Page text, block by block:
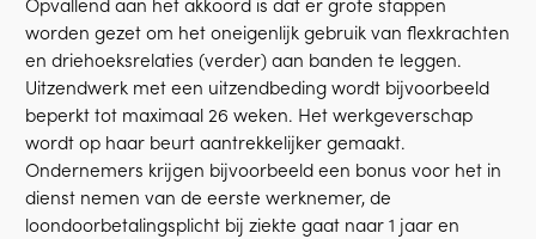
Opvallend aan het akkoord is dat er grote stappen
worden gezet om het oneigenlijk gebruik van flexkrachten
en driehoeksrelaties (verder) aan banden te leggen.
Uitzendwerk met een uitzendbeding wordt bijvoorbeeld
beperkt tot maximaal 26 weken. Het werkgeverschap
wordt op haar beurt aantrekkelijker gemaakt.
Ondernemers krijgen bijvoorbeeld een bonus voor het in
dienst nemen van de eerste werknemer, de
loondoorbetalingsplicht bij ziekte gaat naar 1 jaar en